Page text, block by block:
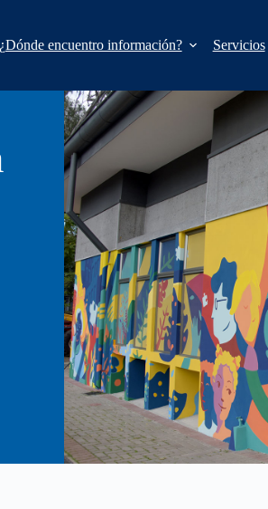
¿Dónde encuentro información? Servicios